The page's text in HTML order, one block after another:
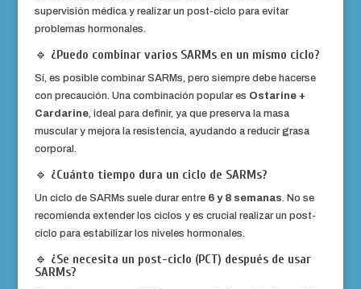
supervisión médica y realizar un post-ciclo para evitar
problemas hormonales.
🔹 ¿Puedo combinar varios SARMs en un mismo ciclo?
Sí, es posible combinar SARMs, pero siempre debe hacerse
con precaución. Una combinación popular es Ostarine +
Cardarine, ideal para definir, ya que preserva la masa
muscular y mejora la resistencia, ayudando a reducir grasa
corporal.
🔹 ¿Cuánto tiempo dura un ciclo de SARMs?
Un ciclo de SARMs suele durar entre 6 y 8 semanas. No se
recomienda extender los ciclos y es crucial realizar un post-
ciclo para estabilizar los niveles hormonales.
🔹 ¿Se necesita un post-ciclo (PCT) después de usar
SARMs?